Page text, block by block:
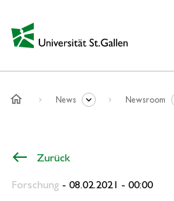
home News Newsroom
Zurück
Forschung - 08.02.2021 - 00:00